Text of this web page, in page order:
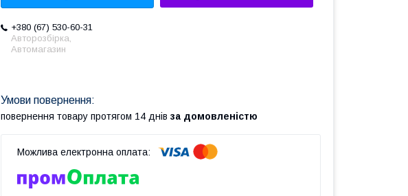
+380 (67) 530-60-31
Авторозбірка,
Автомагазин
повернення товару протягом 14 днів за домовленістю